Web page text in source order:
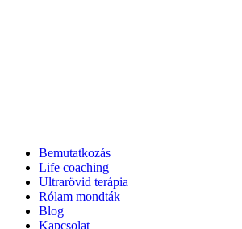
Bemutatkozás
Life coaching
Ultrarövid terápia
Rólam mondták
Blog
Kapcsolat